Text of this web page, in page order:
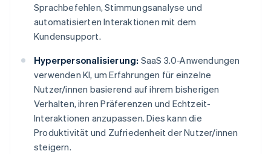
Sprachbefehlen, Stimmungsanalyse und
automatisierten Interaktionen mit dem
Kundensupport.
Hyperpersonalisierung: SaaS 3.0-Anwendungen
verwenden KI, um Erfahrungen für einzelne
Nutzer/innen basierend auf ihrem bisherigen
Verhalten, ihren Präferenzen und Echtzeit-
Interaktionen anzupassen. Dies kann die
Produktivität und Zufriedenheit der Nutzer/innen
steigern.